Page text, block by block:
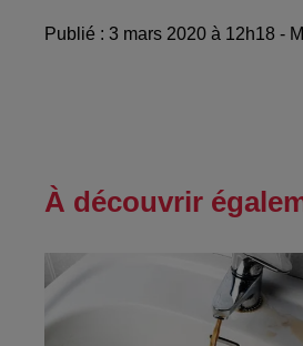
Publié : 3 mars 2020 à 12h18 -
À découvrir